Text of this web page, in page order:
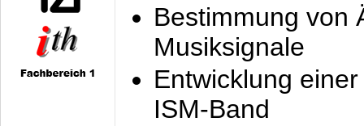
Bestimmung von
Musiksignale
Entwicklung
ISM-Band